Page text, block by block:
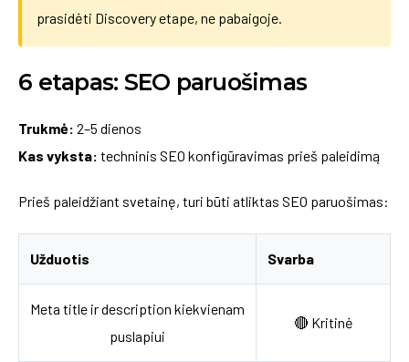
prasidėti Discovery etape, ne pabaigoje.
6 etapas: SEO paruošimas
Trukmė: 2–5 dienos
Kas vyksta: techninis SEO konfigūravimas prieš paleidimą
Prieš paleidžiant svetainę, turi būti atliktas SEO paruošimas:
Užduotis Svarba
Meta title ir description kiekvienam
puslapiui
🔴 Kritinė